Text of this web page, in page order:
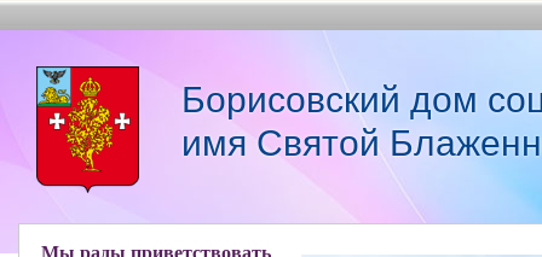
Борисовский дом
имя Святой
Мы рады приветствовать